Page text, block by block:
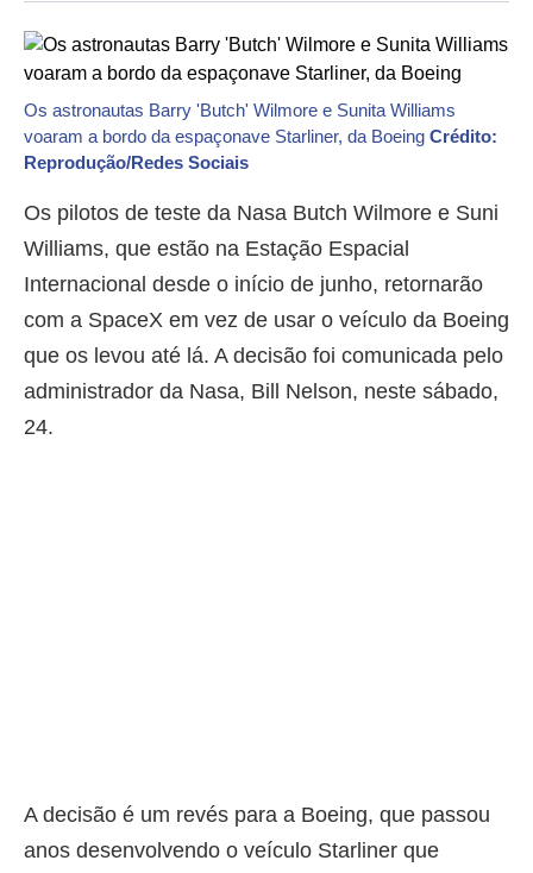
Os astronautas Barry 'Butch' Wilmore e Sunita Williams
voaram a bordo da espaçonave Starliner, da Boeing Crédito:
Reprodução/Redes Sociais
Os pilotos de teste da Nasa Butch Wilmore e Suni
Williams, que estão na Estação Espacial
Internacional desde o início de junho, retornarão
com a SpaceX em vez de usar o veículo da Boeing
que os levou até lá. A decisão foi comunicada pelo
administrador da Nasa, Bill Nelson, neste sábado,
24.
A decisão é um revés para a Boeing, que passou
anos desenvolvendo o veículo Starliner que